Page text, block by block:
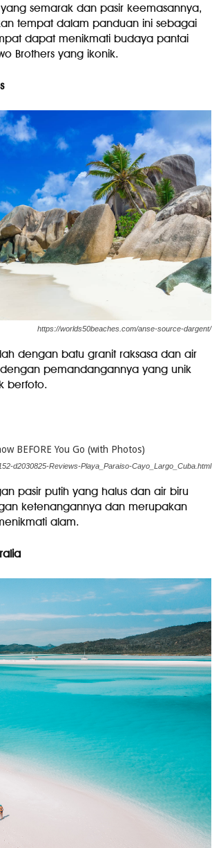
semarak dan pasir keemasannya,
tempat dalam panduan ini sebagai
dapat menikmati budaya pantai
Brothers yang ikonik.
https://worlds50beaches.com/anse-source-dargent/
dengan batu granit raksasa dan air
pemandangannya yang unik
berfoto.
d2030825-Reviews-Playa_Paraiso-Cayo_Largo_Cuba.html
pasir putih yang halus dan air biru
ketenangannya dan merupakan
alam.